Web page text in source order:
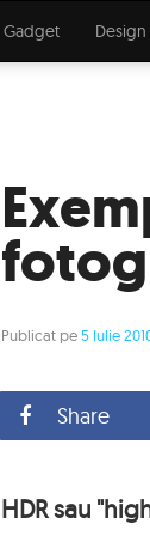
Gadget Design
Publicat pe5 Iulie
Share
HDR sau